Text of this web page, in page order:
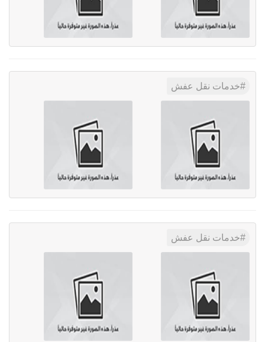
خدمات نقل عفش
خدمات نقل عفش